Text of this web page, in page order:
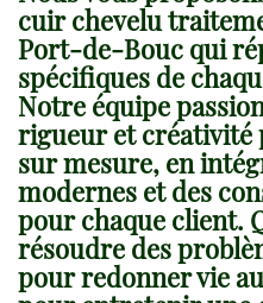
cuir chevelu
Port-de-Bouc qui
spécifiques de
Notre équipe
rigueur et créativité
sur mesure, en
modernes et des
pour chaque client.
résoudre des
pour redonner vie